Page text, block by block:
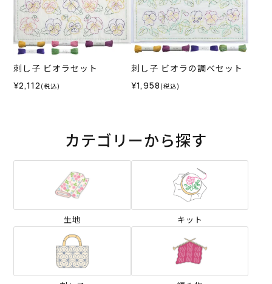
刺し子 ビオラセット
¥2,112 (税込)
刺し子 ビオラの調べセット
¥1,958 (税込)
カテゴリーから探す
生地 キット